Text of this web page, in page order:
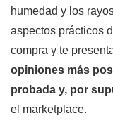
humedad y los
aspectos prácticos
compra y te
opiniones más
probada y, por
el marketplace.